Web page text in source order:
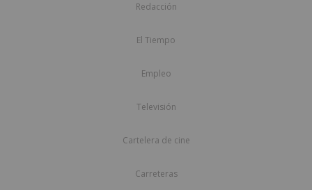
Redacción
El Tiempo
Empleo
Televisión
Cartelera de cine
Carreteras